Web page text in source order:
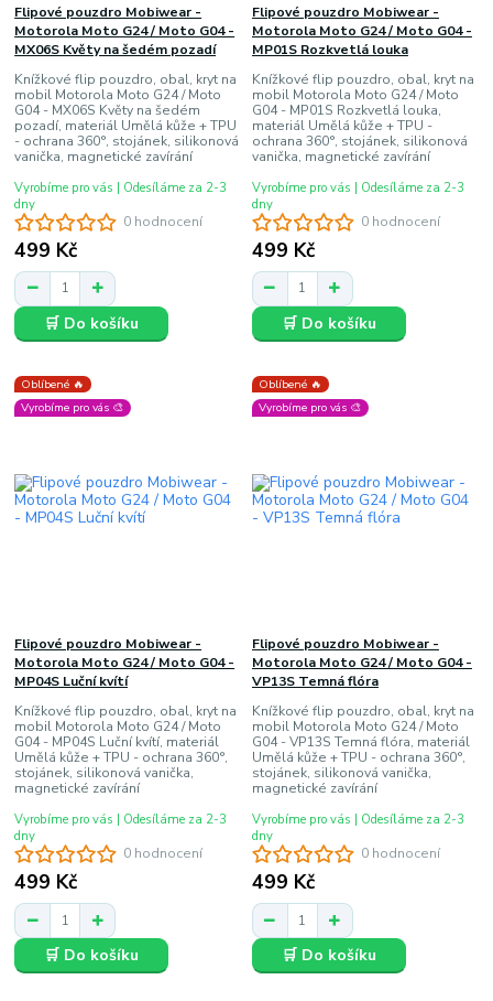
0 hodnocení
Flipové pouzdro Mobiwear -
Motorola Moto G24 / Moto G04 -
MX06S Květy na šedém pozadí
Knížkové flip pouzdro, obal, kryt na
mobil Motorola Moto G24 / Moto
G04 - MX06S Květy na šedém
pozadí, materiál Umělá kůže + TPU
- ochrana 360°, stojánek, silikonová
vanička, magnetické zavírání
499 Kč
Vyrobíme pro vás | Odesíláme za 2-3
dny
🛒 Do košíku
0 hodnocení
Flipové pouzdro Mobiwear -
Motorola Moto G24 / Moto G04 -
MP01S Rozkvetlá louka
Knížkové flip pouzdro, obal, kryt na
mobil Motorola Moto G24 / Moto
G04 - MP01S Rozkvetlá louka,
materiál Umělá kůže + TPU -
ochrana 360°, stojánek, silikonová
vanička, magnetické zavírání
499 Kč
Vyrobíme pro vás | Odesíláme za 2-3
dny
🛒 Do košíku
Oblíbené 🔥
Vyrobíme pro vás 🎨
0 hodnocení
Flipové pouzdro Mobiwear -
Motorola Moto G24 / Moto G04 -
MP04S Luční kvítí
Knížkové flip pouzdro, obal, kryt na
mobil Motorola Moto G24 / Moto
G04 - MP04S Luční kvítí, materiál
Umělá kůže + TPU - ochrana 360°,
stojánek, silikonová vanička,
magnetické zavírání
499 Kč
Vyrobíme pro vás | Odesíláme za 2-3
dny
🛒 Do košíku
Oblíbené 🔥
Vyrobíme pro vás 🎨
0 hodnocení
Flipové pouzdro Mobiwear -
Motorola Moto G24 / Moto G04 -
VP13S Temná flóra
Knížkové flip pouzdro, obal, kryt na
mobil Motorola Moto G24 / Moto
G04 - VP13S Temná flóra, materiál
Umělá kůže + TPU - ochrana 360°,
stojánek, silikonová vanička,
magnetické zavírání
499 Kč
Vyrobíme pro vás | Odesíláme za 2-3
dny
🛒 Do košíku